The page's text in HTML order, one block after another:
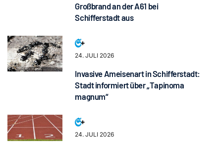
Großbrand an der A61 bei
Schifferstadt aus
24. JULI 2026
Invasive Ameisenart in Schifferstadt:
Stadt informiert über „Tapinoma
magnum“
24. JULI 2026